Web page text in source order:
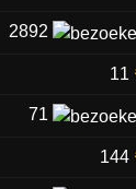
2892
11
71
144